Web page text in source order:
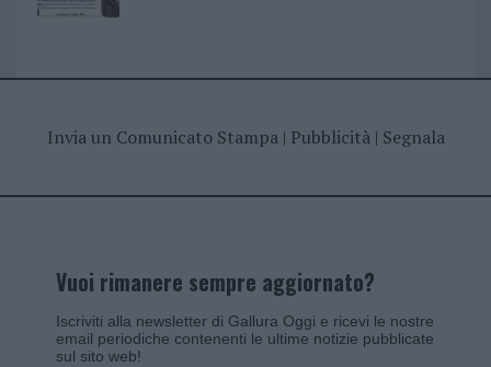
Invia un Comunicato Stampa| Pubblicità| Segnala
Vuoi rimanere sempre aggiornato?
Iscriviti alla newsletter di Gallura Oggi e ricevi le nostre
email periodiche contenenti le ultime notizie pubblicate
sul sito web!